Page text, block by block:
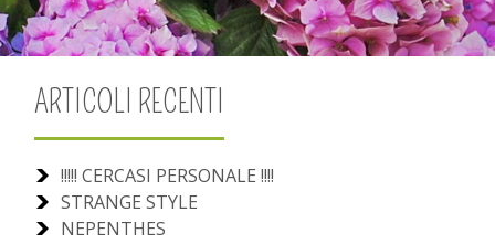
ARTICOLI RECENTI
!!!!! CERCASI PERSONALE !!!!
STRANGE STYLE
NEPENTHES